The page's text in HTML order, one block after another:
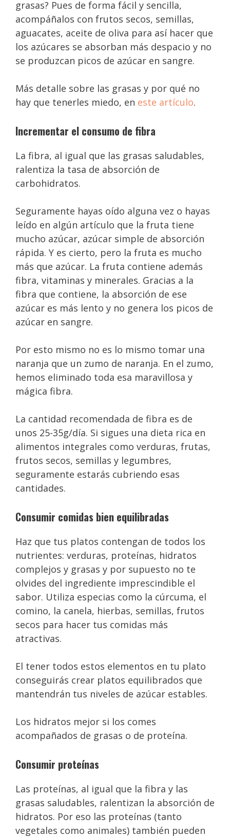
grasas? Pues de forma fácil y sencilla,
acompáñalos con frutos secos, semillas,
aguacates, aceite de oliva para así hacer que
los azúcares se absorban más despacio y no
se produzcan picos de azúcar en sangre.
Más detalle sobre las grasas y por qué no
hay que tenerles miedo, en este artículo.
Incrementar el consumo de fibra
La fibra, al igual que las grasas saludables,
ralentiza la tasa de absorción de
carbohidratos.
Seguramente hayas oído alguna vez o hayas
leído en algún artículo que la fruta tiene
mucho azúcar, azúcar simple de absorción
rápida. Y es cierto, pero la fruta es mucho
más que azúcar. La fruta contiene además
fibra, vitaminas y minerales. Gracias a la
fibra que contiene, la absorción de ese
azúcar es más lento y no genera los picos de
azúcar en sangre.
Por esto mismo no es lo mismo tomar una
naranja que un zumo de naranja. En el zumo,
hemos eliminado toda esa maravillosa y
mágica fibra.
La cantidad recomendada de fibra es de
unos 25-35g/día. Si sigues una dieta rica en
alimentos integrales como verduras, frutas,
frutos secos, semillas y legumbres,
seguramente estarás cubriendo esas
cantidades.
Consumir comidas bien equilibradas
Haz que tus platos contengan de todos los
nutrientes: verduras, proteínas, hidratos
complejos y grasas y por supuesto no te
olvides del ingrediente imprescindible el
sabor. Utiliza especias como la cúrcuma, el
comino, la canela, hierbas, semillas, frutos
secos para hacer tus comidas más
atractivas.
El tener todos estos elementos en tu plato
conseguirás crear platos equilibrados que
mantendrán tus niveles de azúcar estables.
Los hidratos mejor si los comes
acompañados de grasas o de proteína.
Consumir proteínas
Las proteínas, al igual que la fibra y las
grasas saludables, ralentizan la absorción de
hidratos. Por eso las proteínas (tanto
vegetales como animales) también pueden